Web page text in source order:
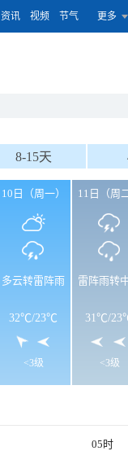
资讯 视频 节气 更多
8-15天
10日（周一）
多云转雷阵雨
32℃/23℃
<3级
11日（周二
雷阵雨转
31℃/
<3级
05时